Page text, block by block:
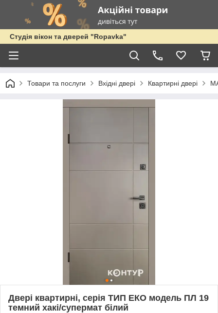
Студія вікон та дверей "Ropavka"
Товари та послуги Вхідні двері Квартирні двері
Двері квартирні, серія ТИП ЕКО модель ПЛ 19
темний хакі/супермат білий